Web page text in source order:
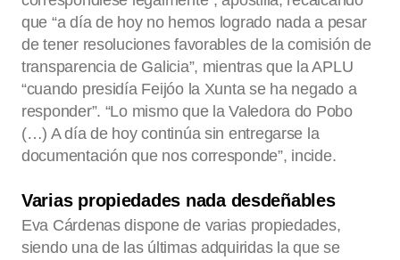
que “a día de hoy no hemos logrado nada a pesar
de tener resoluciones favorables de la comisión de
transparencia de Galicia”, mientras que la APLU
“cuando presidía Feijóo la Xunta se ha negado a
responder”. “Lo mismo que la Valedora do Pobo
(…) A día de hoy continúa sin entregarse la
documentación que nos corresponde”, incide.
Varias propiedades nada desdeñables
Eva Cárdenas dispone de varias propiedades,
siendo una de las últimas adquiridas la que se